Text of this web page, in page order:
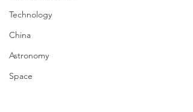
Technology
China
Astronomy
Space